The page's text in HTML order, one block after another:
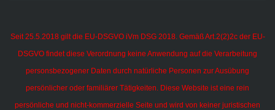
Seit 25.5.2018 gilt die EU-DSGVO iVm DSG 2018. Gemäß Art.2(2)2c der EU-
DSGVO findet diese Verordnung keine Anwendung auf die Verarbeitung
personsbezogener Daten durch natürliche Personen zur Ausübung
persönlicher oder familiärer Tätigkeiten. Diese Website ist eine rein
persönliche und nicht-kommerzielle Seite und wird von keiner juristischen